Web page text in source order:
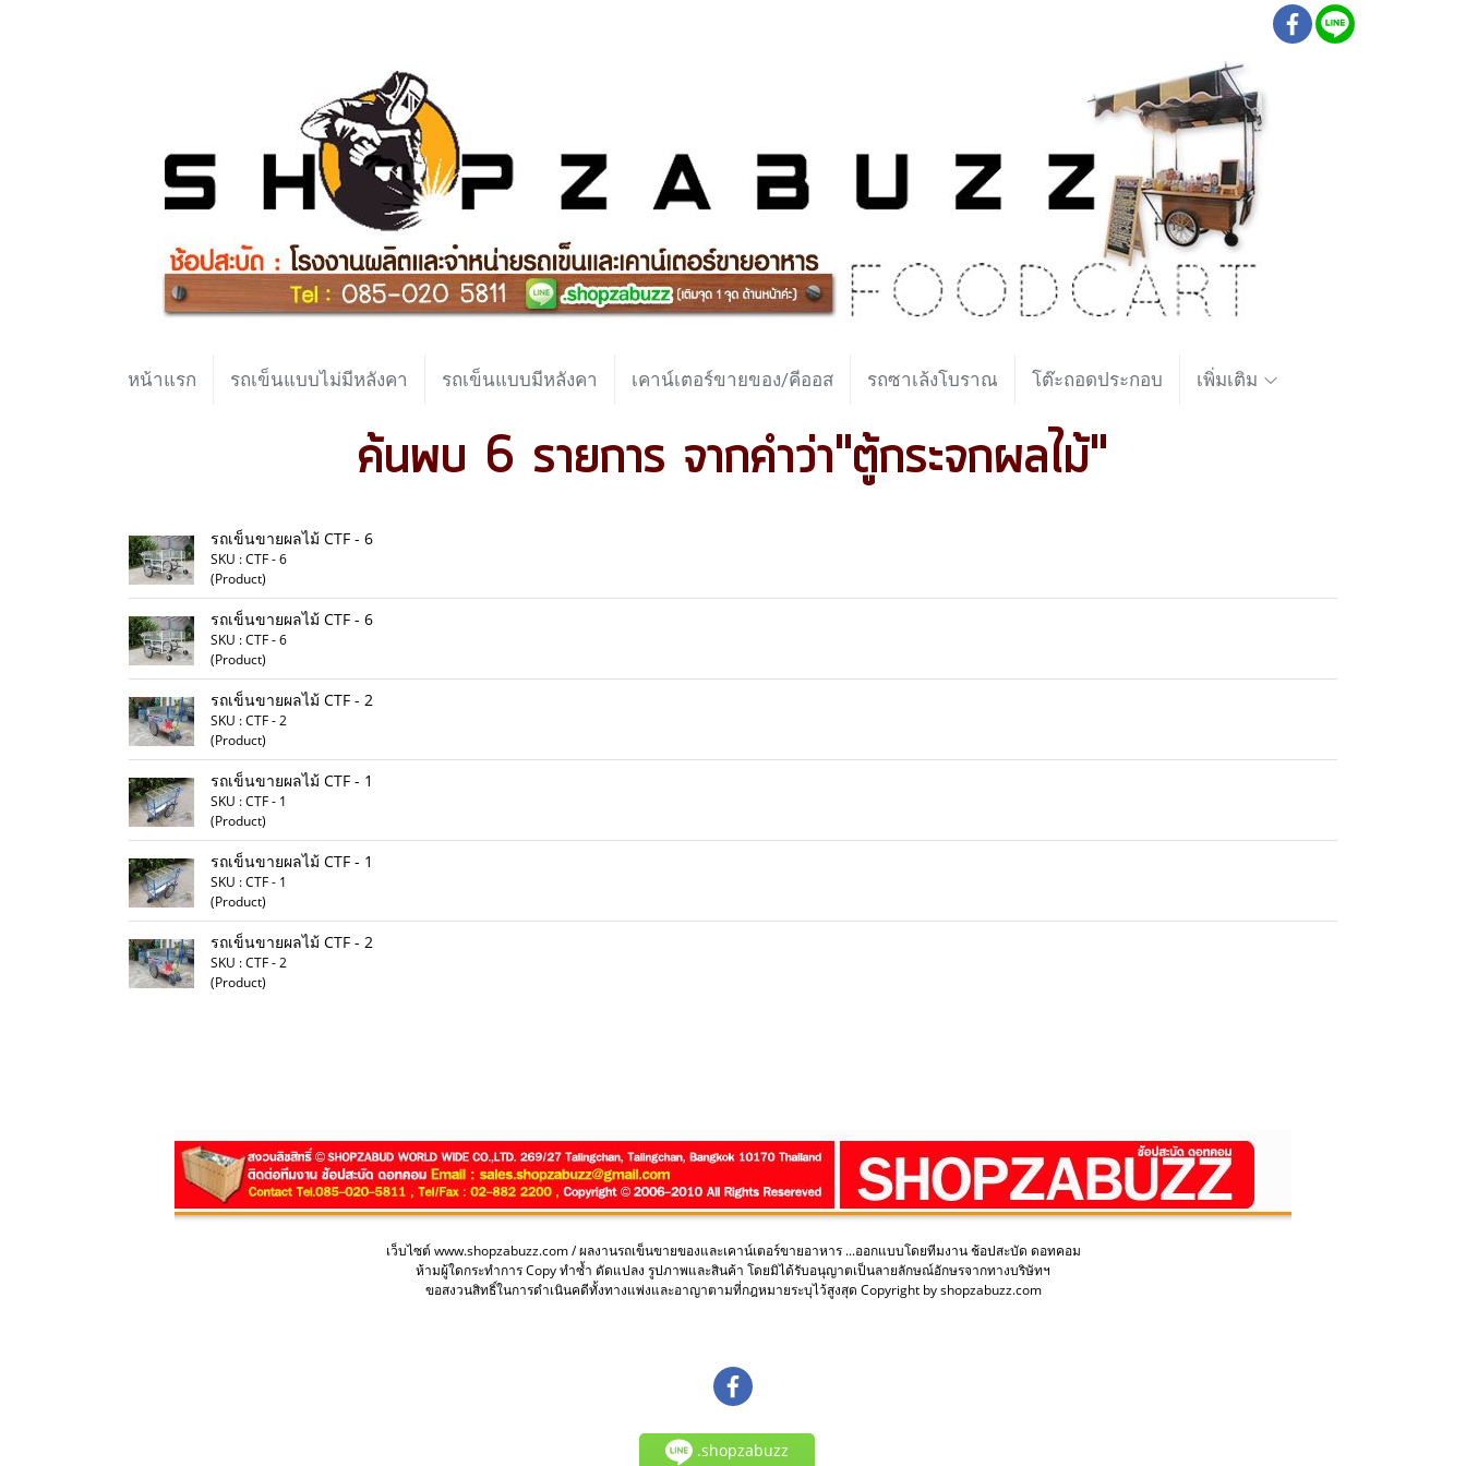
หน้าแรก รถเข็นแบบไม่มีหลังคา รถเข็นแบบมีหลังคา เคาน์เตอร์ขายของ/คีออส รถซาเล้งโบราณ โต๊ะถอดประกอบ เพิ่มเติม
ค้นพบ 6 รายการ จากคำว่า"ตู้กระจกผลไม้"
รถเข็นขายผลไม้ CTF - 6
SKU : CTF - 6
(Product)
รถเข็นขายผลไม้ CTF - 6
SKU : CTF - 6
(Product)
รถเข็นขายผลไม้ CTF - 2
SKU : CTF - 2
(Product)
รถเข็นขายผลไม้ CTF - 1
SKU : CTF - 1
(Product)
รถเข็นขายผลไม้ CTF - 1
SKU : CTF - 1
(Product)
รถเข็นขายผลไม้ CTF - 2
SKU : CTF - 2
(Product)
เว็บไซต์ www.shopzabuzz.com / ผลงานรถเข็นขายของและเคาน์เตอร์ขายอาหาร ...ออกแบบโดยทีมงาน ช้อปสะบัด ดอทคอม
ห้ามผู้ใดกระทำการ Copy ทำซ้ำ ดัดแปลง รูปภาพและสินค้า โดยมิได้รับอนุญาตเป็นลายลักษณ์อักษรจากทางบริษัทฯ
ขอสงวนสิทธิ์ในการดำเนินคดีทั้งทางแพ่งและอาญาตามที่กฎหมายระบุไว้สูงสุด Copyright by shopzabuzz.com
.shopzabuzz